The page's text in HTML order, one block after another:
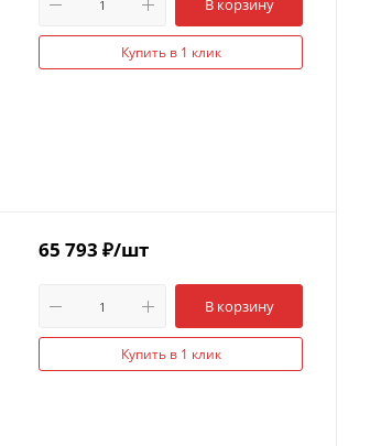
В корзину
Купить в 1 клик
65 793 ₽/шт
В корзину
Купить в 1 клик